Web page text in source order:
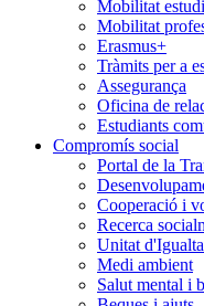
Mobilitat
Mobilitat
Erasmus+
Tràmits per a
Assegurança
Oficina de
Estudiants
Compromís social
Portal de la
Cooperació i
Recerca
Unitat
Medi ambient
Salut mental i